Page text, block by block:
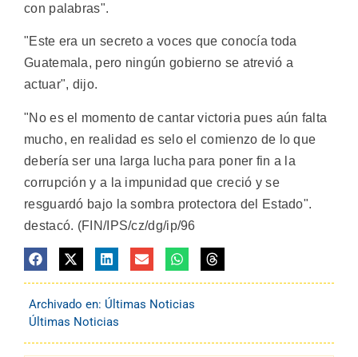
con palabras".
"Este era un secreto a voces que conocía toda
Guatemala, pero ningún gobierno se atrevió a
actuar", dijo.
"No es el momento de cantar victoria pues aún falta
mucho, en realidad es selo el comienzo de lo que
debería ser una larga lucha para poner fin a la
corrupción y a la impunidad que creció y se
resguardó bajo la sombra protectora del Estado".
destacó. (FIN/IPS/cz/dg/ip/96
Archivado en: Últimas Noticias
Últimas Noticias